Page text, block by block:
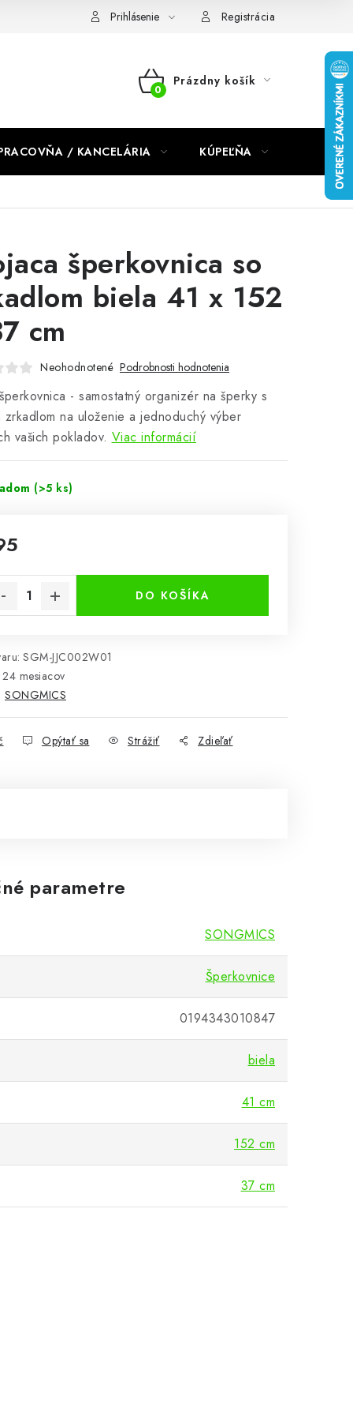
Prihlásenie Registrácia
NÁKUPNÝ
Prázdny košík
/ KANCELÁRIA KÚPEĽŇA
šperkovnica so
biela 41 x 152
cm
Neohodnotené Podrobnosti hodnotenia
- samostatný organizér na šperky s
zrkadlom na uloženie a jednoduchý výber
vašich pokladov. Viac informácií
(>5 ks)
DO KOŠÍKA
SGM-JJC002W01
24 mesiacov
SONGMICS
Opýtať sa Strážiť Zdieľať
parametre
SONGMICS
Šperkovnice
0194343010847
biela
41 cm
152 cm
37 cm